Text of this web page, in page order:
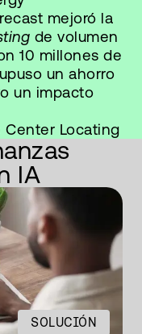
mejoró la
de volumen
10 millones de
un ahorro
un impacto
Center Locating
IA
SOLUCIÓN